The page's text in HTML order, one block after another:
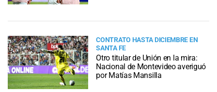
CONTRATO HASTA DICIEMBRE EN
SANTA FE
Otro titular de Unión en la mira:
Nacional de Montevideo averiguó
por Matías Mansilla